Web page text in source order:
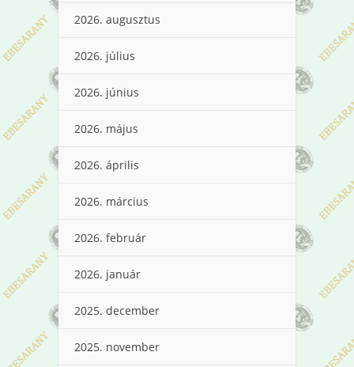
2026. augusztus
2026. július
2026. június
2026. május
2026. április
2026. március
2026. február
2026. január
2025. december
2025. november